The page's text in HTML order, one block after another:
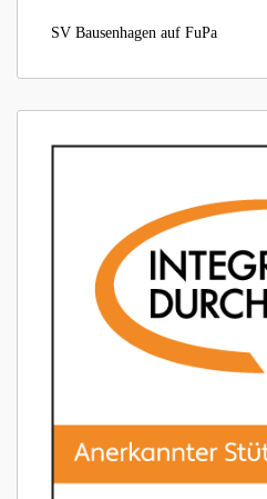
SV Bausenhagen auf FuPa